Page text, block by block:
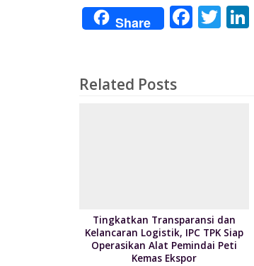
Share F T
Related Posts
Tingkatkan Transparansi dan
Kelancaran Logistik, IPC TPK Siap
Operasikan Alat Pemindai Peti
Kemas Ekspor